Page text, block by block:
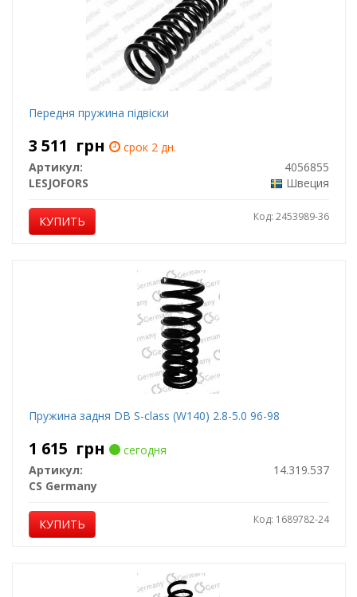
Передня пружина підвіски
3 511 грн
срок 2 дн.
Артикул:
4056855
LESJOFORS
Швеция
КУПИТЬ Код: 2453989-36
Пружина задня DB S-class (W140) 2.8-5.0 96-98
1 615 грн
сегодня
Артикул:
14.319.537
CS Germany
КУПИТЬ Код: 1689782-24